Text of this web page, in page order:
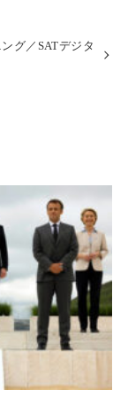
グ／SATデジタ